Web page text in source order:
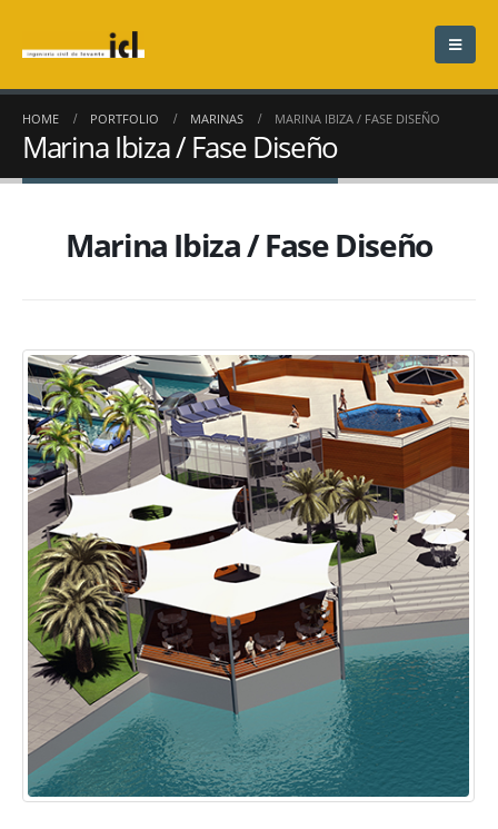
HOME PORTFOLIO MARINAS MARINA IBIZA / FASE DISEÑO
Marina Ibiza / Fase Diseño
Marina Ibiza / Fase Diseño